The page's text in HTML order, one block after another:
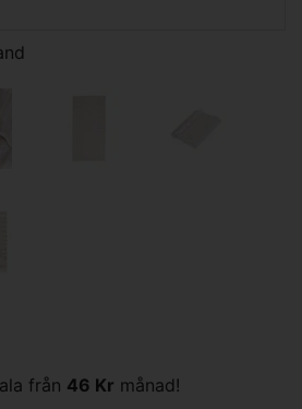
från 46 Kr månad!